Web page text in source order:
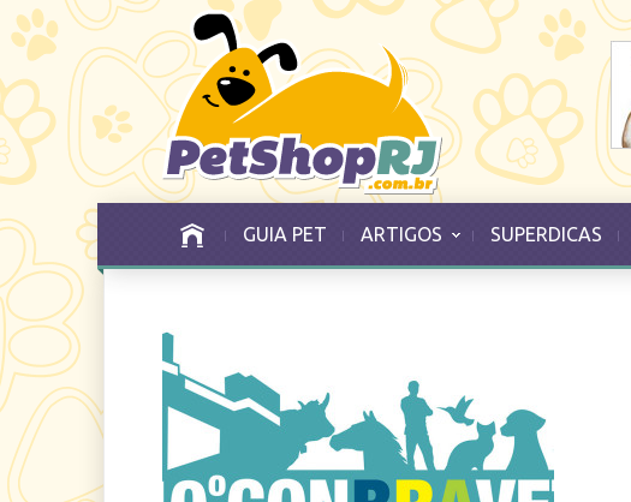
GUIA PET ARTIGOS SUPERDICAS